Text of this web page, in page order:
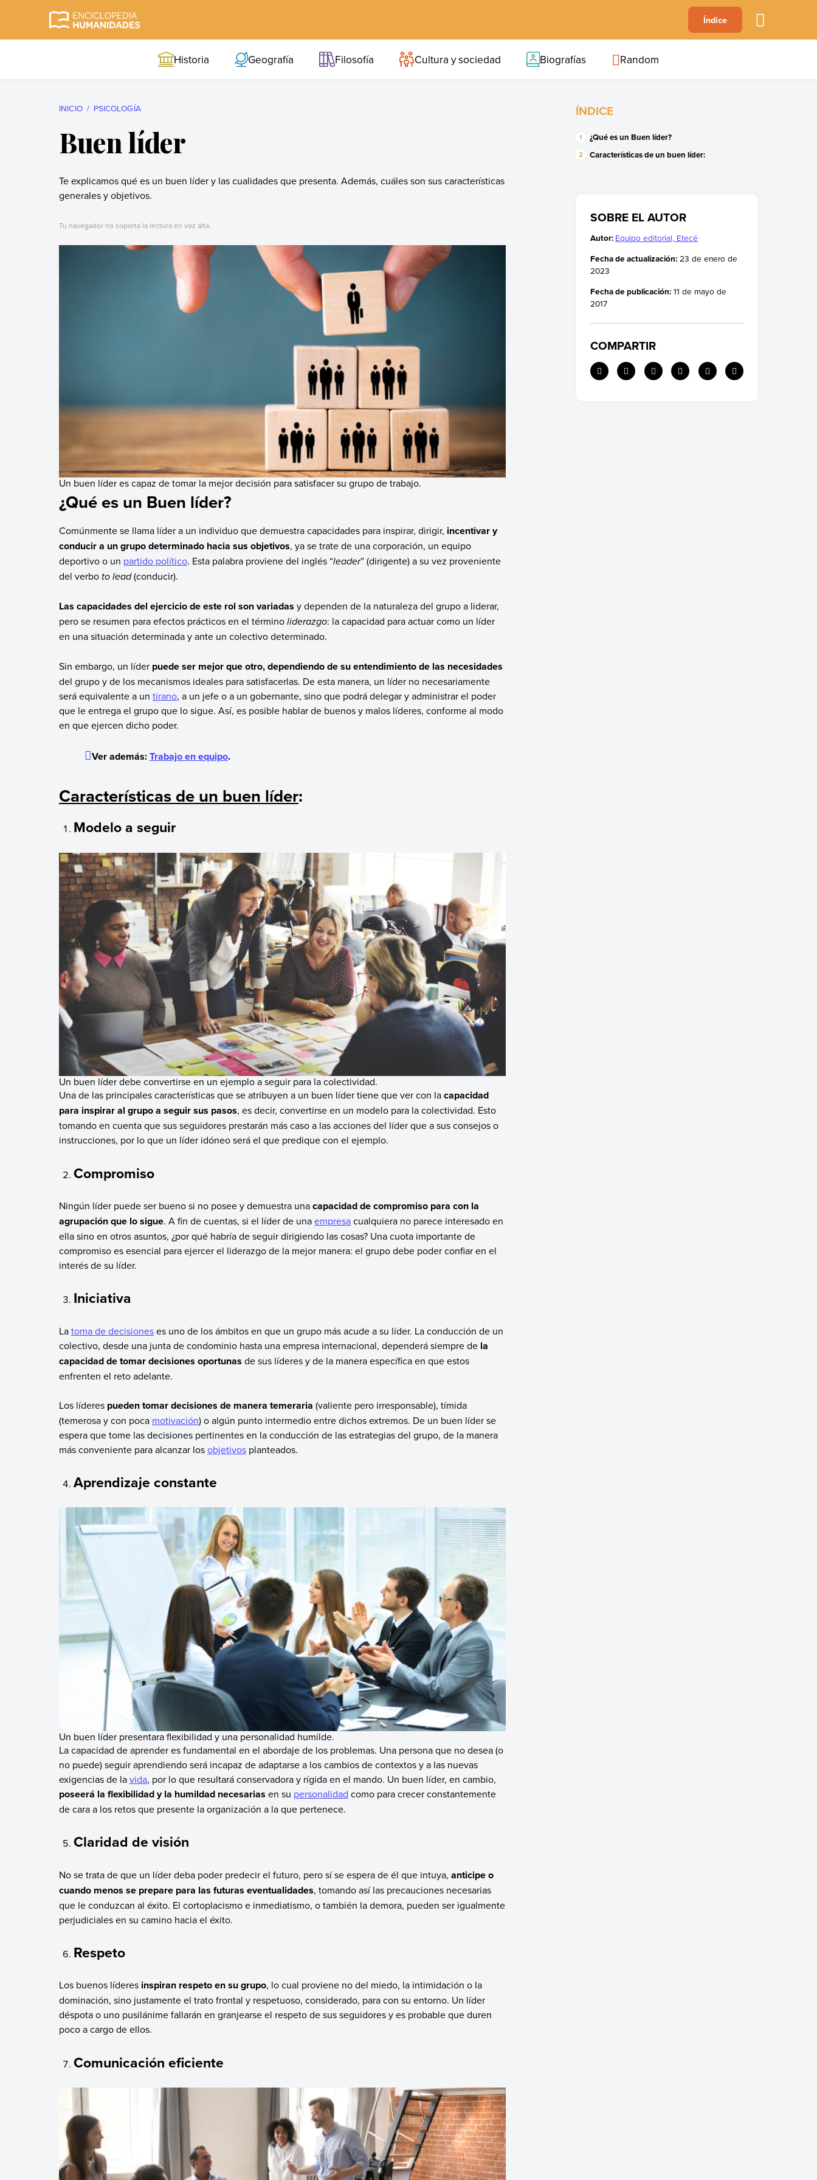
B C F
Índice
Historia Geografía Filosofía Cultura y sociedad Biografías Random
INICIO PSICOLOGÍA
Buen líder
Te explicamos qué es un buen líder y las cualidades que presenta. Además, cuáles son sus características
generales y objetivos.
Tu navegador no soporta la lectura en voz alta.
Un buen líder es capaz de tomar la mejor decisión para satisfacer su grupo de trabajo.
¿Qué es un Buen líder?
Comúnmente se llama líder a un individuo que demuestra capacidades para inspirar, dirigir, incentivar y
conducir a un grupo determinado hacia sus objetivos, ya se trate de una corporación, un equipo
deportivo o un partido político. Esta palabra proviene del inglés “leader” (dirigente) a su vez proveniente
del verboto lead(conducir).
Las capacidades del ejercicio de este rol son variadas y dependen de la naturaleza del grupo a liderar,
pero se resumen para efectos prácticos en el términoliderazgo: la capacidad para actuar como un líder
en una situación determinada y ante un colectivo determinado.
Sin embargo, un líder puede ser mejor que otro, dependiendo de su entendimiento de las necesidades
del grupo y de los mecanismos ideales para satisfacerlas. De esta manera, un líder no necesariamente
será equivalente a un tirano, a un jefe o a un gobernante, sino que podrá delegar y administrar el poder
que le entrega el grupo que lo sigue. Así, es posible hablar de buenos y malos líderes, conforme al modo
en que ejercen dicho poder.
Ver además:Trabajo en equipo.
Características de un buen líder:
Modelo a seguir
Un buen líder debe convertirse en un ejemplo a seguir para la colectividad.
Una de las principales características que se atribuyen a un buen líder tiene que ver con lacapacidad
para inspirar al grupo a seguir sus pasos, es decir, convertirse en un modelo para la colectividad. Esto
tomando en cuenta que sus seguidores prestarán más caso a las acciones del líder que a sus consejos o
instrucciones, por lo que un líder idóneo será el que predique con el ejemplo.
Compromiso
Ningún líder puede ser bueno si no posee y demuestra unacapacidad de compromiso para con la
agrupación que lo sigue. A fin de cuentas, si el líder de unaempresacualquiera no parece interesado en
ella sino en otros asuntos, ¿por qué habría de seguir dirigiendo las cosas? Una cuota importante de
compromiso es esencial para ejercer el liderazgo de la mejor manera: el grupo debe poder confiar en el
interés de su líder.
Iniciativa
Latoma de decisioneses uno de los ámbitos en que un grupo más acude a su líder. La conducción de un
colectivo, desde una junta de condominio hasta una empresa internacional, dependerá siempre de la
capacidad de tomar decisiones oportunas de sus líderes y de la manera específica en que estos
enfrenten el reto adelante.
Los líderes pueden tomar decisiones de manera temeraria (valiente pero irresponsable), tímida
(temerosa y con poca motivación) o algún punto intermedio entre dichos extremos. De un buen líder se
espera que tome las decisiones pertinentes en la conducción de las estrategias del grupo, de la manera
más conveniente para alcanzar losobjetivosplanteados.
Aprendizaje constante
Un buen líder presentara flexibilidad y una personalidad humilde.
La capacidad de aprender es fundamental en el abordaje de los problemas. Una persona que no desea (o
no puede) seguir aprendiendo será incapaz de adaptarse a los cambios de contextos y a las nuevas
exigencias de lavida, por lo que resultará conservadora y rígida en el mando. Un buen líder, en cambio,
poseerá la flexibilidad y la humildad necesarias en su personalidad como para crecer constantemente
de cara a los retos que presente la organización a la que pertenece.
Claridad de visión
No se trata de que un líder deba poder predecir el futuro, pero sí se espera de él que intuya, anticipe o
cuando menos se prepare para las futuras eventualidades, tomando así las precauciones necesarias
que le conduzcan al éxito. El cortoplacismo e inmediatismo, o también la demora, pueden ser igualmente
perjudiciales en su camino hacia el éxito.
Respeto
Los buenos líderesinspiran respeto en su grupo, lo cual proviene no del miedo, la intimidación o la
dominación, sino justamente el trato frontal y respetuoso, considerado, para con su entorno. Un líder
déspota o uno pusilánime fallarán en granjearse el respeto de sus seguidores y es probable que duren
poco a cargo de ellos.
Comunicación eficiente
ÍNDICE
¿Qué es un Buen líder?
Características de un buen líder:
SOBRE EL AUTOR
Autor: Equipo editorial, Etecé
Fecha de actualización: 23 de enero de
2023
Fecha de publicación: 11 de mayo de
2017
COMPARTIR